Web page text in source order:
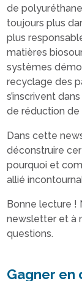
de
toujours plus
plus
matières
systèmes
recyclage des
s’inscrivent
de réduction de
Dans cette
déconstruire
pourquoi et
allié
Bonne lecture !
newsletter et à
questions.
Gagner